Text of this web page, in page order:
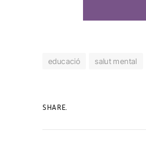
educació salut mental
SHARE.